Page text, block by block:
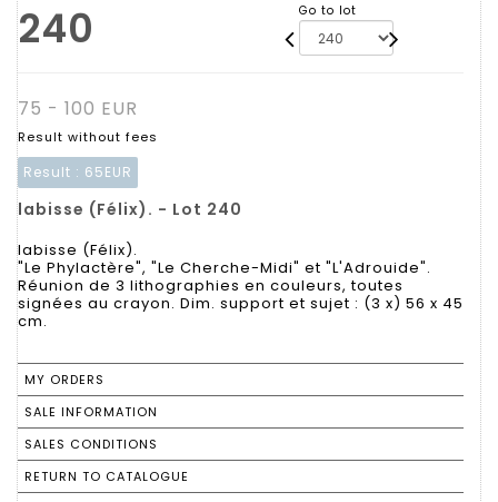
240 Go to lot
75 - 100 EUR
Result without fees
Result : 65EUR
labisse (Félix). - Lot 240
labisse (Félix).
"Le Phylactère", "Le Cherche-Midi" et "L'Adrouide".
Réunion de 3 lithographies en couleurs, toutes
signées au crayon. Dim. support et sujet : (3 x) 56 x 45
cm.
MY ORDERS
SALE INFORMATION
SALES CONDITIONS
RETURN TO CATALOGUE